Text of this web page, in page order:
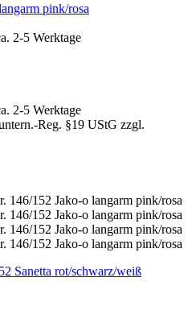
pink/rosa
2-5 Werktage
2-5 Werktage
Reg. §19 UStG zzgl.